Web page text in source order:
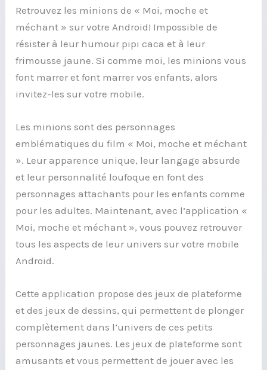
Retrouvez les minions de « Moi, moche et
méchant » sur votre Android! Impossible de
résister à leur humour pipi caca et à leur
frimousse jaune. Si comme moi, les minions vous
font marrer et font marrer vos enfants, alors
invitez-les sur votre mobile.
Les minions sont des personnages
emblématiques du film « Moi, moche et méchant
». Leur apparence unique, leur langage absurde
et leur personnalité loufoque en font des
personnages attachants pour les enfants comme
pour les adultes. Maintenant, avec l’application «
Moi, moche et méchant », vous pouvez retrouver
tous les aspects de leur univers sur votre mobile
Android.
Cette application propose des jeux de plateforme
et des jeux de dessins, qui permettent de plonger
complètement dans l’univers de ces petits
personnages jaunes. Les jeux de plateforme sont
amusants et vous permettent de jouer avec les